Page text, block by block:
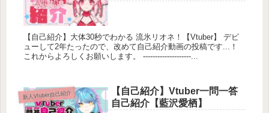
【自己紹介】大体30秒でわかる 流氷リオネ！【Vtuber】 デビ
ューして2年たったので、改めて自己紹介動画の投稿です...！
これからよろしくお願いします。 --------------------...
新人Vtuber自己紹介
【自己紹介】Vtuber一問一答
自己紹介【藍沢愛栖】